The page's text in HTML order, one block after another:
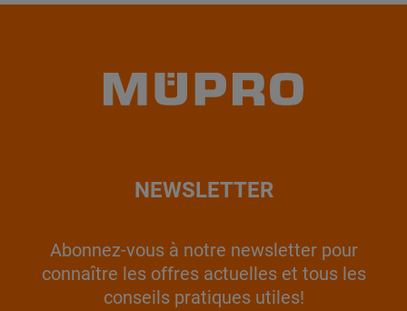
NEWSLETTER
Abonnez-vous à notre newsletter pour
connaître les offres actuelles et tous les
conseils pratiques utiles!